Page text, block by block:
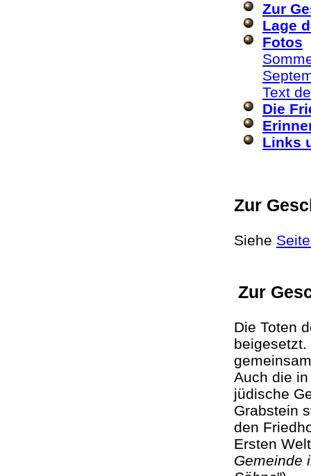
Zur
Lage
Fotos
Text
Die
Links
Zur
Siehe
Zur
Die Toten
Auch die
jüdische
Grabstein
den
Ersten
Gemeinde